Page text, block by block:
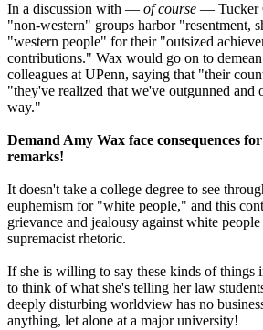
In a discussion with — of course — Tucker
"non-western" groups harbor "resentment,
"western people" for their "outsized
contributions." Wax would go on to
colleagues at UPenn, saying that "their
"they've realized that we've outgunned and
way."
Demand Amy Wax face consequences
remarks!
It doesn't take a college degree to see
euphemism for "white people," and this
grievance and jealousy against white
supremacist rhetoric.
If she is willing to say these kinds of things
to think of what she's telling her law
deeply disturbing worldview has no
anything, let alone at a major university!